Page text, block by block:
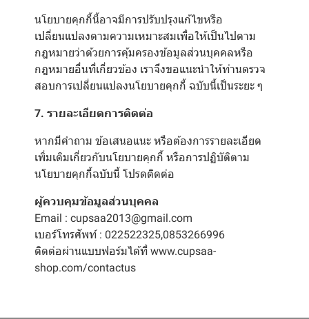
นโยบายคุกกี้นี้อาจมีการปรับปรุงแก้ไขหรือ
เปลี่ยนแปลงตามความเหมาะสมเพื่อให้เป็นไปตาม
กฎหมายว่าด้วยการคุ้มครองข้อมูลส่วนบุคคลหรือ
กฎหมายอื่นที่เกี่ยวข้อง เราจึงขอแนะนำให้ท่านตรวจ
สอบการเปลี่ยนแปลงนโยบายคุกกี้ ฉบับนี้เป็นระยะ ๆ
7. รายละเอียดการติดต่อ
หากมีคำถาม ข้อเสนอแนะ หรือต้องการรายละเอียด
เพิ่มเติมเกี่ยวกับนโยบายคุกกี้ หรือการปฏิบัติตาม
นโยบายคุกกี้ฉบับนี้ โปรดติดต่อ
ผู้ควบคุมข้อมูลส่วนบุคคล
Email : cupsaa2013@gmail.com
เบอร์โทรศัพท์ : 022522325,0853266996
ติดต่อผ่านแบบฟอร์มได้ที่ www.cupsaa-
shop.com/contactus